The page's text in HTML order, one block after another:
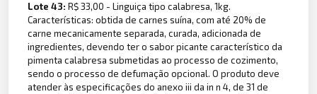
Lote 43:R$ 33,00 - Linguiça tipo calabresa, 1kg.
Características: obtida de carnes suína, com até 20% de
carne mecanicamente separada, curada, adicionada de
ingredientes, devendo ter o sabor picante característico da
pimenta calabresa submetidas ao processo de cozimento,
sendo o processo de defumação opcional. O produto deve
atender às especificações do anexo iii da in n 4, de 31 de